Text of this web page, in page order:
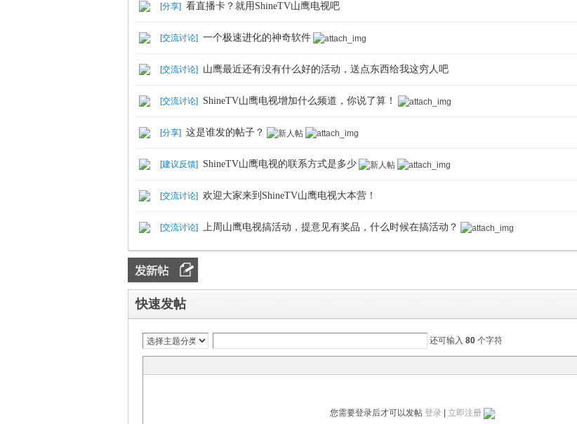
[分享] 看直播卡？就用ShineTV山鹰电视吧
[交流讨论] 一个极速进化的神奇软件
[交流讨论] 山鹰最近还有没有什么好的活动，送点东西给我这穷人吧
[交流讨论] ShineTV山鹰电视增加什么频道，你说了算！
[分享] 这是谁发的帖子？
[建议反馈] ShineTV山鹰电视的联系方式是多少
[交流讨论] 欢迎大家来到ShineTV山鹰电视大本营！
[交流讨论] 上周山鹰电视搞活动，提意见有奖品，什么时候在搞活动？
快速发帖
还可输入 80 个字符
您需要登录后才可以发帖 登录| 立即注册